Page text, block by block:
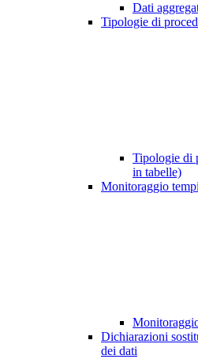
Dati
Tipologie di
Tipologie di
in tabelle)
Monitoraggio
Dichiarazioni
dei dati